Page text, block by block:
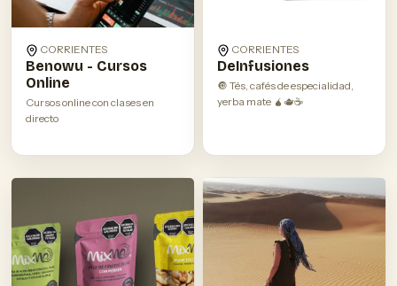
CORRIENTES
Benowu - Cursos
Online
Cursos online con clases en
directo
CORRIENTES
DeInfusiones
🔘 Tés, cafés de especialidad,
yerba mate 🧉🫖☕️